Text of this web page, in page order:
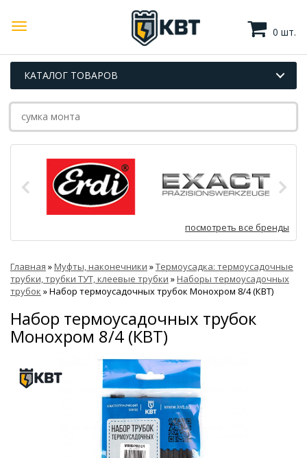
0 шт.
КАТАЛОГ ТОВАРОВ
посмотреть все бренды
Главная »Муфты, наконечники »Термоусадка: термоусадочные
трубки, трубки ТУТ, клеевые трубки »Наборы термоусадочных
трубок »Набор термоусадочных трубок Монохром 8/4 (КВТ)
Набор термоусадочных трубок
Монохром 8/4 (КВТ)